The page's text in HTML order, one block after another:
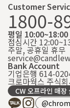
Customer
1800-
평일 10:00~18:00
점심시간
주말, 공휴일 휴무
Bank Account
기업은행 614-
크로마웍스 주식
CW 오프라인 매장